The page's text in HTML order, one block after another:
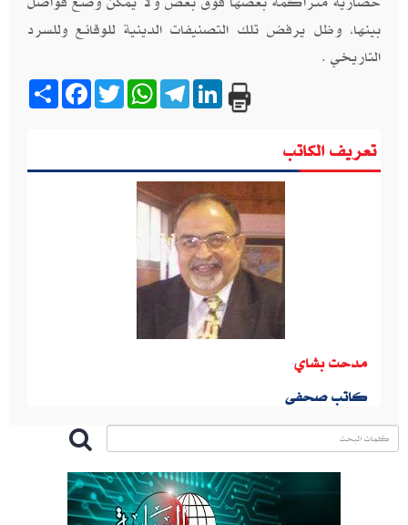
بينها، وظل يرفض تلك التصنيفات الدينية للوقائع وللسرد
التاريخي .
Share
FacebookTwitter
WhatsApp
Telegram
LinkedIn
تعريف الكاتب
مدحت بشاي
كاتب صحفى